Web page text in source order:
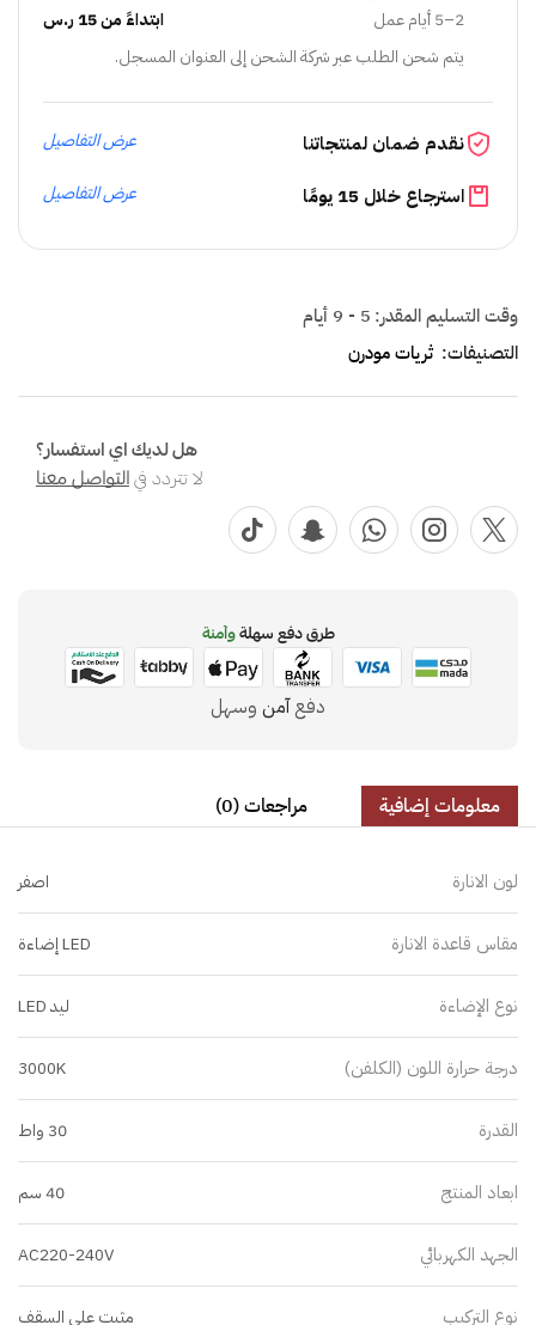
2–5 أيام عمل
ابتداءً من 15 ر.س
يتم شحن الطلب عبر شركة الشحن إلى العنوان المسجل.
نقدم ضمان لمنتجاتنا عرض التفاصيل
استرجاع خلال 15 يومًا عرض التفاصيل
وقت التسليم المقدر: 5 - 9 أيام
التصنيفات: ثريات مودرن
هل لديك اي استفسار؟
لا تتردد فيالتواصل معنا
طرق دفع سهلةوآمنة
دفعآمن وسهل
معلومات إضافية مراجعات (0)
لون الانارة اصفر
مقاس قاعدة الانارة LED إضاءة
نوع الإضاءة ليد LED
درجة حرارة اللون (الكلفن) 3000K
القدرة 30 واط
ابعاد المنتج 40 سم
الجهد الكهربائي AC220-240V
نوع التركيب مثبت على السقف